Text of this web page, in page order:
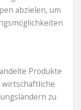
abzielen, um
Produkte
zu